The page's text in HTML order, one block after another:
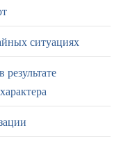
ситуациях